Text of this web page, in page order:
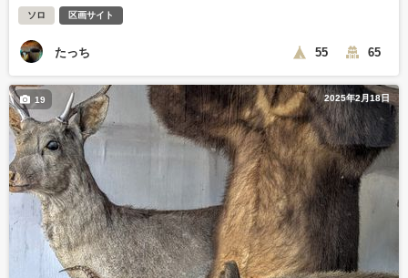
ソロ 区画サイト
たっち 55 65
2025年2月18日
19